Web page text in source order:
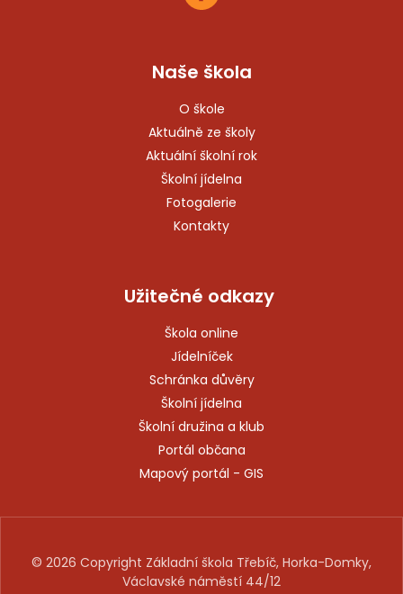
Naše škola
O škole
Aktuálně ze školy
Aktuální školní rok
Školní jídelna
Fotogalerie
Kontakty
Užitečné odkazy
Škola online
Jídelníček
Schránka důvěry
Školní jídelna
Školní družina a klub
Portál občana
Mapový portál - GIS
© 2026 Copyright Základní škola Třebíč, Horka-Domky,
Václavské náměstí 44/12